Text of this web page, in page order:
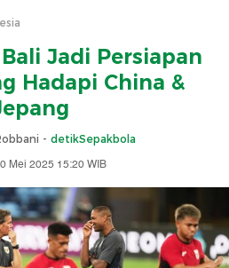
Jadi Persiapan
Hadapi China &
- detikSepakbola
Mei 2025 15:20 WIB